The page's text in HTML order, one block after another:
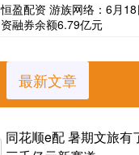
恒盈配资 游族网络：6月
资融券余额6.79亿元
最新文章
同花顺e配 暑期文旅有